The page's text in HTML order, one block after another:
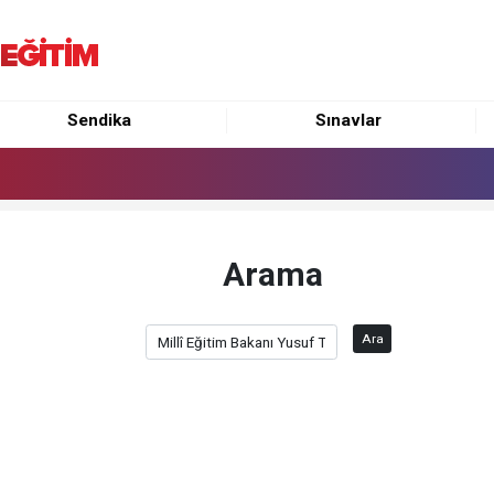
Sendika Sınavlar
Arama
Ara